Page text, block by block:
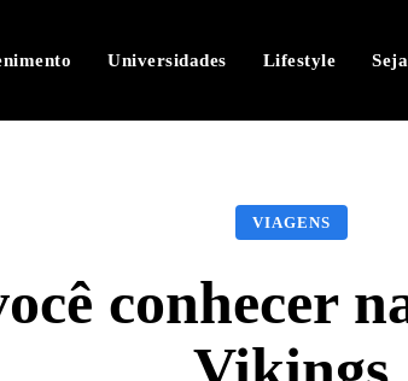
Universidades Lifestyle
VIAGENS
conhecer